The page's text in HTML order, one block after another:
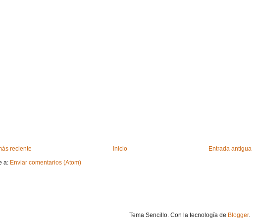
reciente Entrada antigua
Inicio
a: Enviar comentarios (Atom)
Tema Sencillo. Con la tecnología de Blogger.